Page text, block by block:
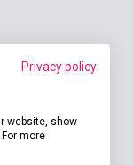
Privacy policy
website, show
more